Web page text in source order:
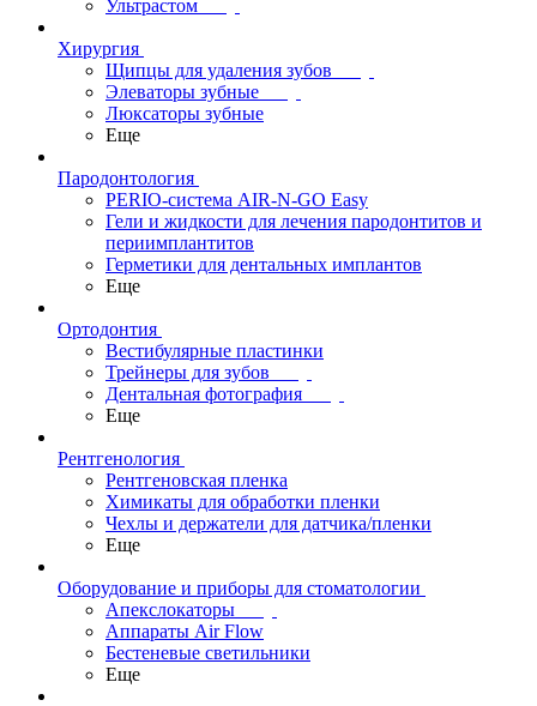
Ультрастом
Хирургия
Щипцы для удаления зубов
Элеваторы зубные
Люксаторы зубные
Еще
Пародонтология
PERIO-система AIR-N-GO Easy
Гели и жидкости для лечения пародонтитов и
периимплантитов
Герметики для дентальных имплантов
Еще
Ортодонтия
Вестибулярные пластинки
Трейнеры для зубов
Дентальная фотография
Еще
Рентгенология
Рентгеновская пленка
Химикаты для обработки пленки
Чехлы и держатели для датчика/пленки
Еще
Оборудование и приборы для стоматологии
Апекслокаторы
Аппараты Air Flow
Бестеневые светильники
Еще